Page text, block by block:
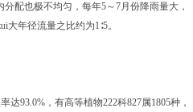
配也极不均匀，每年5～7月份降雨量大，
年径流量之比约为1∶5。
93.0%，有高等植物222科827属1805种，